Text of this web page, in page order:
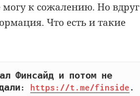
к сожалению. Но вдруг
Что есть и такие
Финсайд и потом не
https://t.me/finside .